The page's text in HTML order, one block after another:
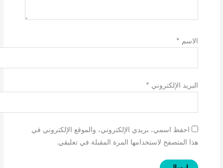
الاسم *
البريد الإلكتروني *
احفظ اسمي، بريدي الإلكتروني، والموقع الإلكتروني في
هذا المتصفح لاستخدامها المرة المقبلة في تعليقي.